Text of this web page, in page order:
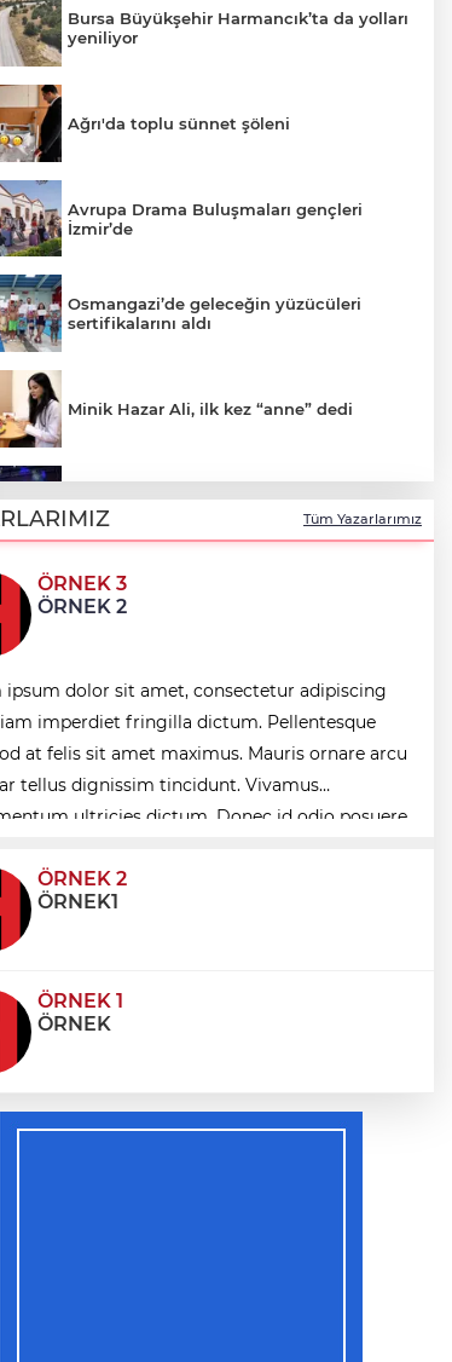
Bursa Büyükşehir Harmancık’ta da yolları
yeniliyor
Ağrı'da toplu sünnet şöleni
Avrupa Drama Buluşmaları gençleri
İzmir’de
Osmangazi’de geleceğin yüzücüleri
sertifikalarını aldı
Minik Hazar Ali, ilk kez “anne” dedi
dolu gece
Emekli Kafe’de kuaför ve berber hizmeti
başladı
Toplu taşımaya sıkı denetim
Esnaf odalarından ortak açıklama
Tüm Yazarlarımız
ÖRNEK 3
ÖRNEK 2
ipsum dolor sit amet, consectetur adipiscing
imperdiet fringilla dictum. Pellentesque
at felis sit amet maximus. Mauris ornare arcu
tellus dignissim tincidunt. Vivamus
ultricies dictum. Donec id odio posuere,
ÖRNEK 2
ÖRNEK1
ÖRNEK 1
ÖRNEK